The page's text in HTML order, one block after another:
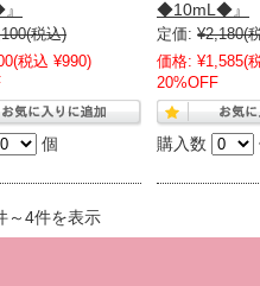
(税込)
(税込 ¥990)
個
◆10mL◆』
定価: ¥2,180(
価格: ¥1,585(
20%OFF
購入数
～4件を表示